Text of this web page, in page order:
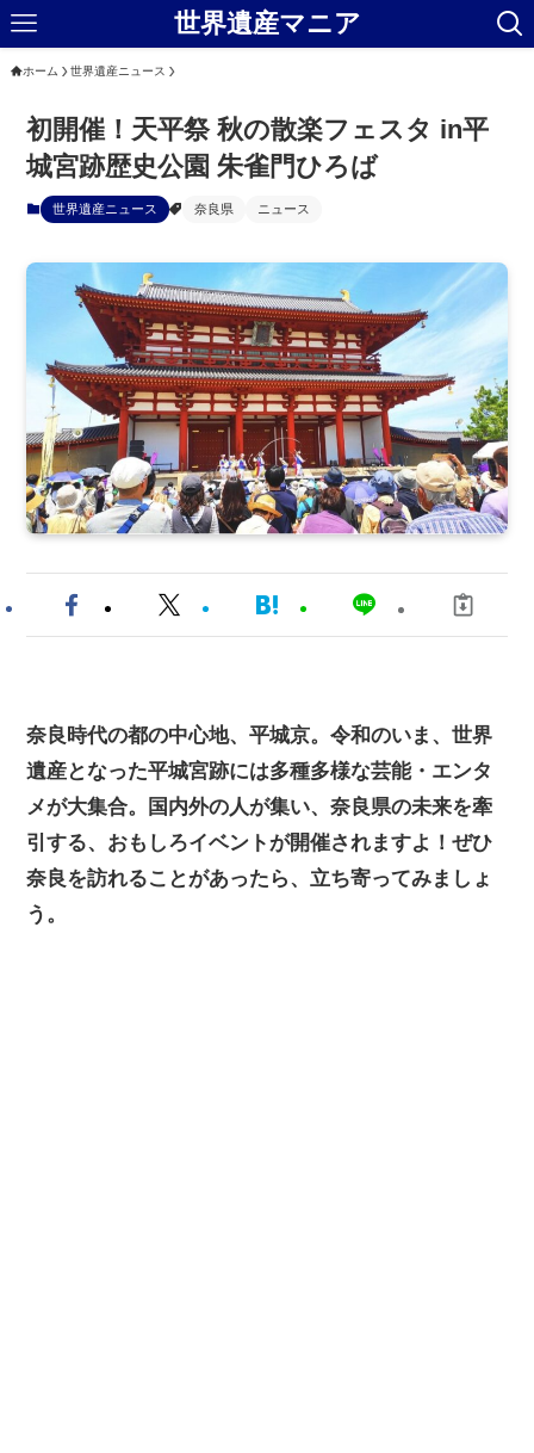
世界遺産マニア
ホーム 世界遺産ニュース
初開催！天平祭 秋の散楽フェスタ in平
城宮跡歴史公園 朱雀門ひろば
世界遺産ニュース 奈良県 ニュース
奈良時代の都の中心地、平城京。令和のいま、世界
遺産となった平城宮跡には多種多様な芸能・エンタ
メが大集合。国内外の人が集い、奈良県の未来を牽
引する、おもしろイベントが開催されますよ！ぜひ
奈良を訪れることがあったら、立ち寄ってみましょ
う。